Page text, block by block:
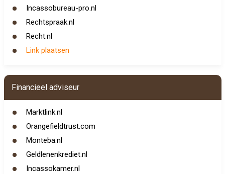
Incassobureau-pro.nl
Rechtspraak.nl
Recht.nl
Link plaatsen
Financieel adviseur
Marktlink.nl
Orangefieldtrust.com
Monteba.nl
Geldlenenkrediet.nl
Incassokamer.nl